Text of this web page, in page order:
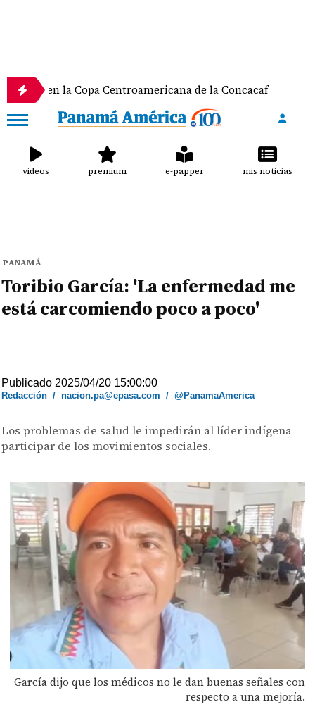
la Copa Centroamericana de la Concacaf
videos premium e-papper mis noticias
PANAMÁ
Toribio García: 'La enfermedad me
está carcomiendo poco a poco'
Publicado 2025/04/20 15:00:00
Redacción /nacion.pa@epasa.com /@PanamaAmerica
Los problemas de salud le impedirán al líder indígena
participar de los movimientos sociales.
García dijo que los médicos no le dan buenas señales con
respecto a una mejoría.